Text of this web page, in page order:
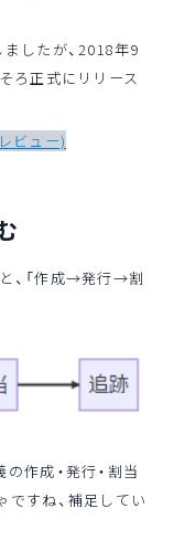
したが、2018年9
ろ正式にリリース
ビュー)
、「作成→発行→割
作成・発行・割当
ですね、補足してい